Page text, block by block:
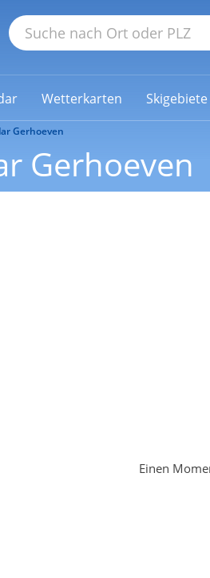
Wetterkarten Skigebiete
Gerhoeven
Gerhoeven
Einen